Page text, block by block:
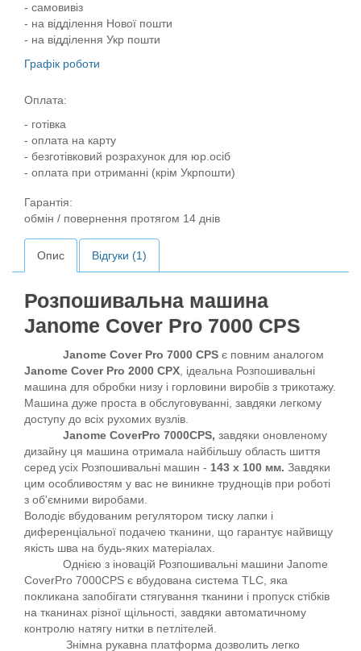
- самовивіз
- на відділення Нової пошти
- на відділення Укр пошти
Графік роботи
Оплата:
- готівка
- оплата на карту
- безготівковий розрахунок для юр.осіб
- оплата при отриманні (крім Укрпошти)
Гарантія:
обмін / повернення протягом 14 днів
Опис Відгуки (1)
Розпошивальна машина
Janome Cover Pro 7000 CPS
Janome Cover Pro 7000 CPS є повним аналогом
Janome Cover Pro 2000 CPX , ідеальна Розпошивальні
машина для обробки низу і горловини виробів з трикотажу.
Машина дуже проста в обслуговуванні, завдяки легкому
доступу до всіх рухомих вузлів.
Janome CoverPro 7000CPS, завдяки оновленому
дизайну ця машина отримала найбільшу область шиття
серед усіх Розпошивальні машин - 143 х 100 мм. Завдяки
цим особливостям у вас не виникне труднощів при роботі
з об'ємними виробами.
Володіє вбудованим регулятором тиску лапки і
диференціальної подачею тканини, що гарантує найвищу
якість шва на будь-яких матеріалах.
Однією з іновацій Розпошивальні машини Janome
CoverPro 7000CPS є вбудована система TLC, яка
покликана запобігати стягування тканини і пропуск стібків
на тканинах різної щільності, завдяки автоматичному
контролю натягу нитки в петлітелей.
Знімна рукавна платформа дозволить легко